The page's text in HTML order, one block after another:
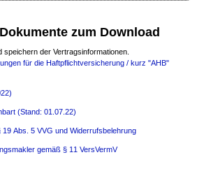
zum Download
der Vertragsinformationen.
für die Haftpflichtversicherung / kurz "AHB"
(Stand: 01.07.22)
Abs. 5 VVG und Widerrufsbelehrung
gemäß § 11 VersVermV